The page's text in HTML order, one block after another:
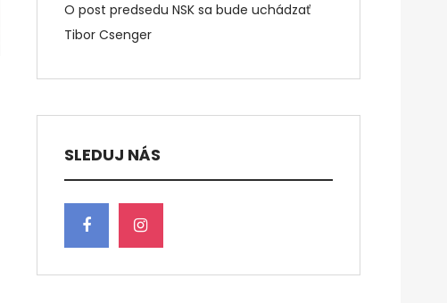
O post predsedu NSK sa bude uchádzať
Tibor Csenger
SLEDUJ NÁS